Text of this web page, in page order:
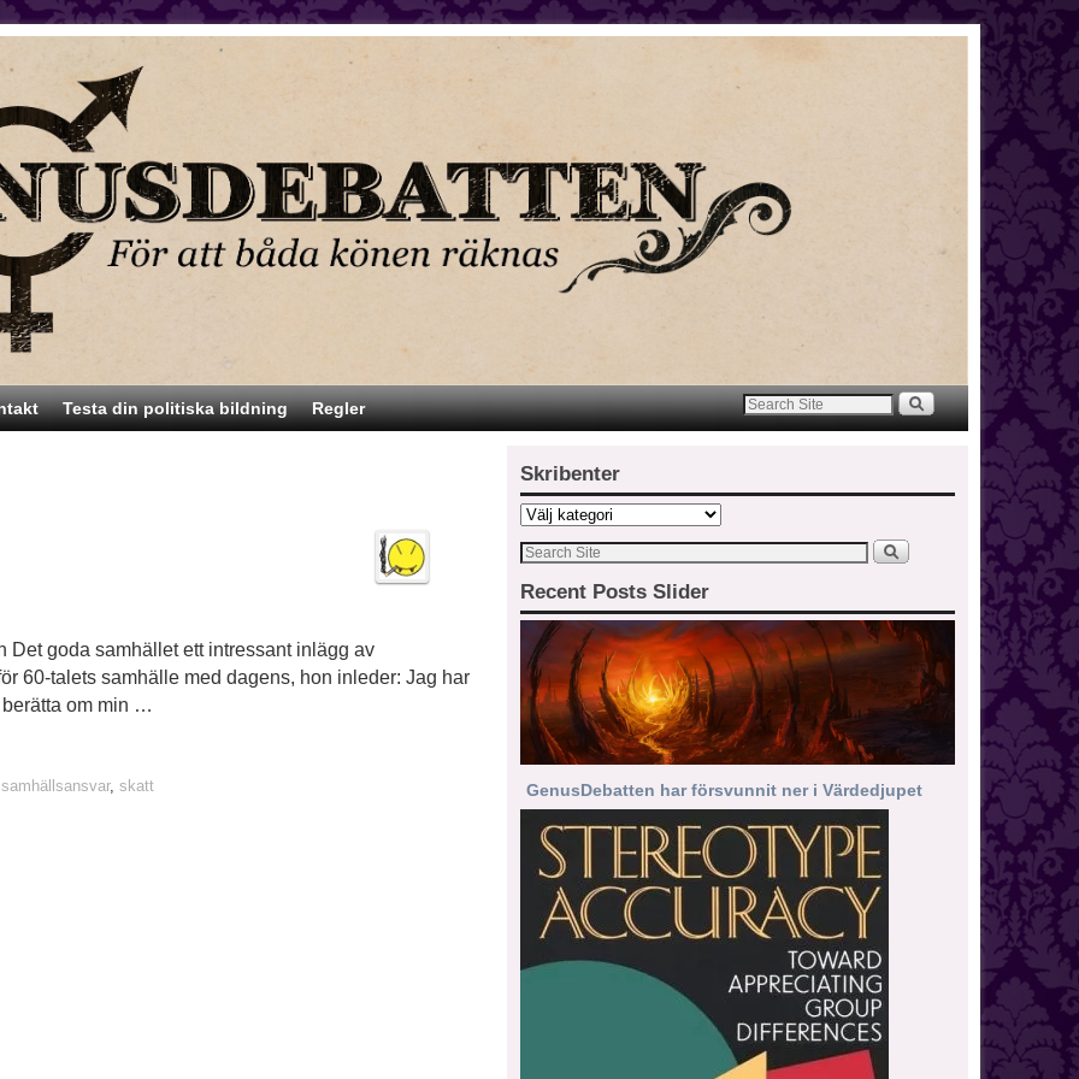
Testa din politiska bildning Regler
Det goda samhället ett intressant inlägg av
60-talets samhälle med dagens, hon inleder: Jag har
berätta om min …
samhällsansvar, skatt
Skribenter
Recent Posts Slider
GenusDebatten har försvunnit ner i Värdedjupet